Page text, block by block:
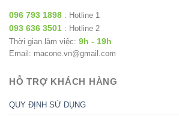
096 793 1898 : Hotline 1
093 636 3501 : Hotline 2
Thời gian làm việc: 9h - 19h
Email: macone.vn@gmail.com
HỖ TRỢ KHÁCH HÀNG
QUY ĐỊNH SỬ DỤNG